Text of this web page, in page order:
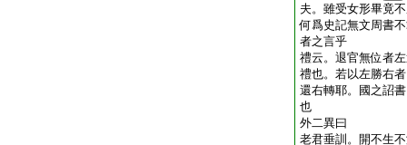
夫。雖受女形畢竟
何爲史記無文周書
者之言乎
禮云。退官無位者
禮也。若以左勝右
還右轉耶。國之詔
也
外二異曰
老君垂訓。開不生